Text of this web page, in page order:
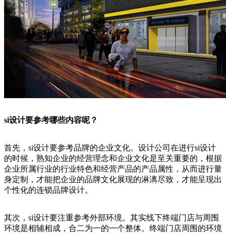
si设计要参考哪些内容呢？
首先，si设计要参考品牌的企业文化。设计公司在进行si设计
的时候，熟知企业的经营理念和企业文化是至关重要的，根据
企业所属行业的行业特色和经营产品的产品属性，从而进行量
身定制，才能把企业的品牌文化展现的淋漓尽致，才能呈现出
个性化的连锁品牌设计。
其次，si设计要注重参考外部环境。其实线下终端门店与周围
环境是相辅相成，合二为一的一个整体。终端门店周围的环境